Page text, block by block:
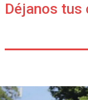
Déjanos tus